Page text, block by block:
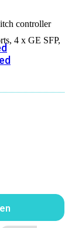
controller
4 x GE SFP,